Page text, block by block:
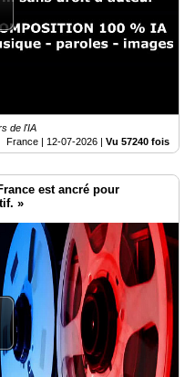
de l'IA
France | 12-07-2026 | Vu 57240 fois
est ancré pour
»